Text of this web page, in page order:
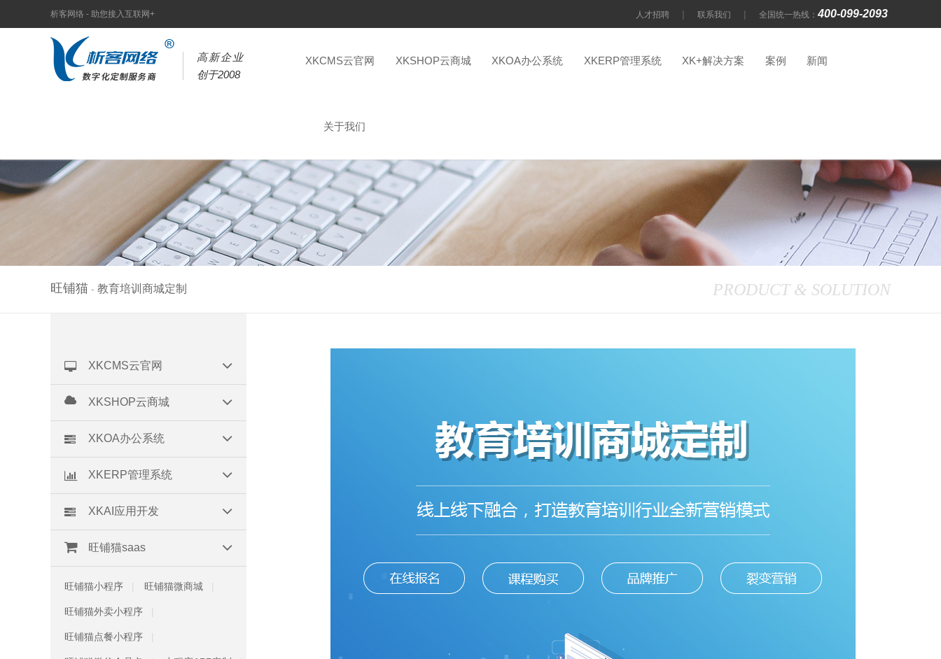
析客网络 - 助您接入互联网+ 人才招聘 | 联系我们 | 全国统一热线：400-099-2093
高新企业
创于2008
XKCMS云官网 XKSHOP云商城 XKOA办公系统 XKERP管理系统 XK+解决方案 案例 新闻
关于我们
旺铺猫 - 教育培训商城定制 PRODUCT & SOLUTION
XKCMS云官网
XKSHOP云商城
XKOA办公系统
XKERP管理系统
XKAI应用开发
旺铺猫saas
旺铺猫小程序 旺铺猫微商城
旺铺猫外卖小程序
旺铺猫点餐小程序